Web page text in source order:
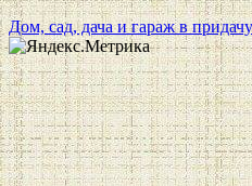
Дом, сад, дача и гараж в придачу